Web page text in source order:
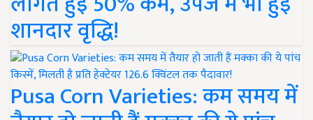
शानदार वृद्धि!
Pusa Corn Varieties: कम समय में